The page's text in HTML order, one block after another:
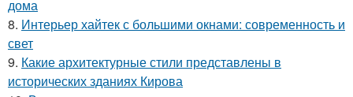
дома
8. Интерьер хайтек с большими окнами: современность и
свет
9. Какие архитектурные стили представлены в
исторических зданиях Кирова